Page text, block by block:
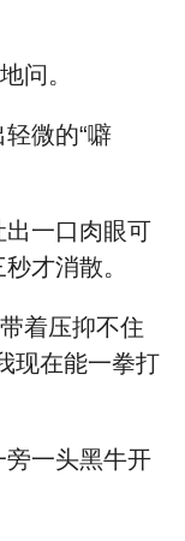
问。
微的“噼
一口肉眼可
才消散。
着压抑不住
现在能一拳打
一头黑牛开